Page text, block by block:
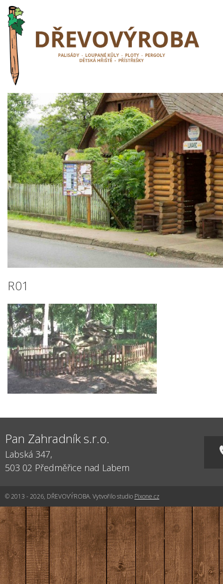
R01
Pan Zahradník s.r.o.
Labská 347,
503 02 Předměřice nad Labem
© 2013 - 2026, DŘEVOVÝROBA. Vytvořilo studio Pixone.cz